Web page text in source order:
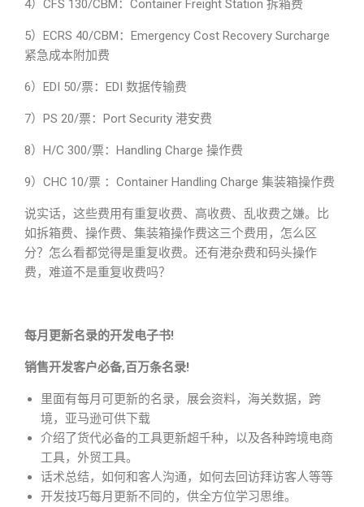
4）CFS 130/CBM：Container Freight Station 拆箱费
5）ECRS 40/CBM：Emergency Cost Recovery Surcharge
紧急成本附加费
6）EDI 50/票：EDI 数据传输费
7）PS 20/票：Port Security 港安费
8）H/C 300/票：Handling Charge 操作费
9）CHC 10/票 ：Container Handling Charge 集装箱操作费
说实话，这些费用有重复收费、高收费、乱收费之嫌。比
如拆箱费、操作费、集装箱操作费这三个费用，怎么区
分？怎么看都觉得是重复收费。还有港杂费和码头操作
费，难道不是重复收费吗？
每月更新名录的开发电子书!
销售开发客户必备,百万条名录!
里面有每月可更新的名录，展会资料，海关数据，跨
境，亚马逊可供下载
介绍了货代必备的工具更新超千种，以及各种跨境电商
工具，外贸工具。
话术总结，如何和客人沟通，如何去回访拜访客人等等
开发技巧每月更新不同的，供全方位学习思维。